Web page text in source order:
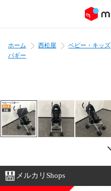
ホーム 西松屋 ベビー・キッズ
バギー
メルカリShops